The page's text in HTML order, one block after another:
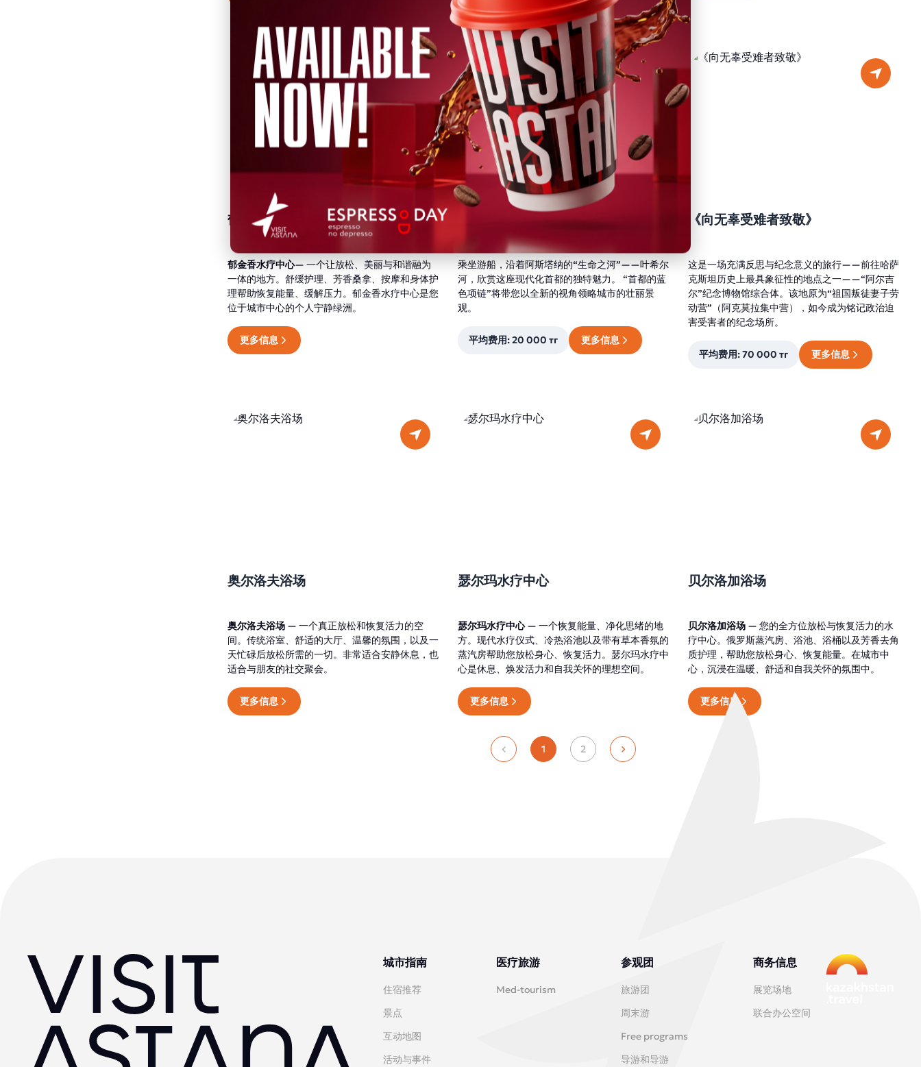
郁金香水疗中心
郁金香水疗中心— 一个让放松、美丽与和谐融为
一体的地方。舒缓护理、芳香桑拿、按摩和身体护
理帮助恢复能量、缓解压力。郁金香水疗中心是您
位于城市中心的个人宁静绿洲。
更多信息
首都的蓝色项链
乘坐游船，沿着阿斯塔纳的“生命之河”——叶希尔
河，欣赏这座现代化首都的独特魅力。 “首都的蓝
色项链”将带您以全新的视角领略城市的壮丽景
观。
平均费用: 20 000 тг 更多信息
《向无辜受难者致敬》
这是一场充满反思与纪念意义的旅行——前往哈萨
克斯坦历史上最具象征性的地点之一——“阿尔吉
尔”纪念博物馆综合体。该地原为“祖国叛徒妻子劳
动营”（阿克莫拉集中营），如今成为铭记政治迫
害受害者的纪念场所。
平均费用: 70 000 тг 更多信息
奥尔洛夫浴场
奥尔洛夫浴场 — 一个真正放松和恢复活力的空
间。传统浴室、舒适的大厅、温馨的氛围，以及一
天忙碌后放松所需的一切。非常适合安静休息，也
适合与朋友的社交聚会。
更多信息
瑟尔玛水疗中心
瑟尔玛水疗中心— 一个恢复能量、净化思绪的地
方。现代水疗仪式、冷热浴池以及带有草本香氛的
蒸汽房帮助您放松身心、恢复活力。瑟尔玛水疗中
心是休息、焕发活力和自我关怀的理想空间。
更多信息
贝尔洛加浴场
贝尔洛加浴场 — 您的全方位放松与恢复活力的水
疗中心。俄罗斯蒸汽房、浴池、浴桶以及芳香去角
质护理，帮助您放松身心、恢复能量。在城市中
心，沉浸在温暖、舒适和自我关怀的氛围中。
更多信息
1 2
城市指南
住宿推荐
景点
互动地图
活动与事件
医疗旅游
Med-tourism
参观团
旅游团
周末游
Free programs
导游和导游
商务信息
展览场地
联合办公空间